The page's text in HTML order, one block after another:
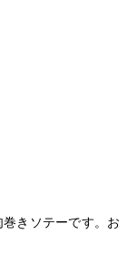
きソテーです。お